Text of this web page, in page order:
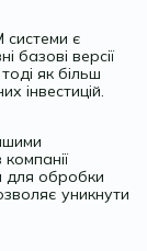
є
базові версії
як більш
інвестицій.
для обробки
уникнути